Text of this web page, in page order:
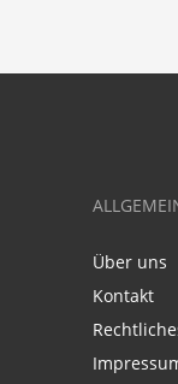
Über uns
Kontakt